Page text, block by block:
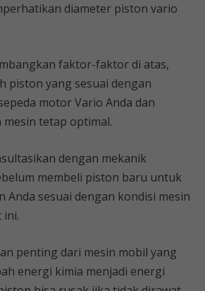
diameter piston vario
faktor-faktor di atas,
piston yang sesuai dengan
motor Vario Anda dan
tetap optimal.
dengan mekanik
membeli piston baru untuk
Anda sesuai dengan kondisi mesin
ini.
penting dari mesin mobil yang
energi kimia menjadi energi